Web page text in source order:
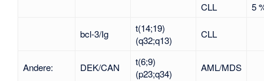
CLL
5
bcl-3/Ig
t(14;19)
(q32;q13)
CLL
Andere: DEK/CAN
t(6;9)
(p23;q34)
AML/MDS